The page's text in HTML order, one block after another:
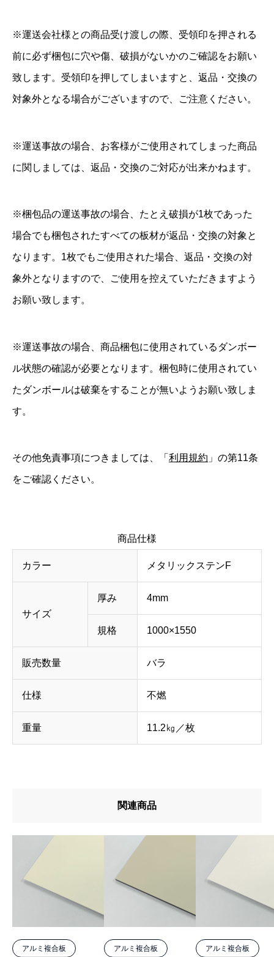
※運送会社様との商品受け渡しの際、受領印を押される
前に必ず梱包に穴や傷、破損がないかのご確認をお願い
致します。受領印を押してしまいますと、返品・交換の
対象外となる場合がございますので、ご注意ください。
※運送事故の場合、お客様がご使用されてしまった商品
に関しましては、返品・交換のご対応が出来かねます。
※梱包品の運送事故の場合、たとえ破損が1枚であった
場合でも梱包されたすべての板材が返品・交換の対象と
なります。1枚でもご使用された場合、返品・交換の対
象外となりますので、ご使用を控えていただきますよう
お願い致します。
※運送事故の場合、商品梱包に使用されているダンボー
ル状態の確認が必要となります。梱包時に使用されてい
たダンボールは破棄をすることが無いようお願い致しま
す。
その他免責事項につきましては、「 利用規約 」の第11条
をご確認ください。
商品仕様
カラー メタリックステンF
サイズ
厚み 4mm
規格 1000×1550
販売数量 バラ
仕様 不燃
重量 11.2㎏／枚
関連商品
アルミ複合板 アルミ複合板 アルミ複合板